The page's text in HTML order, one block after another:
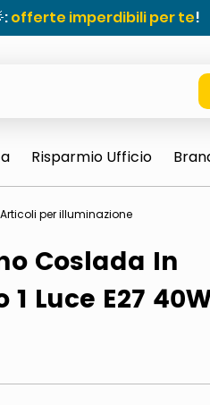
offerte imperdibili per te!
Risparmio Ufficio
Articoli per illuminazione
Coslada In
Luce E27